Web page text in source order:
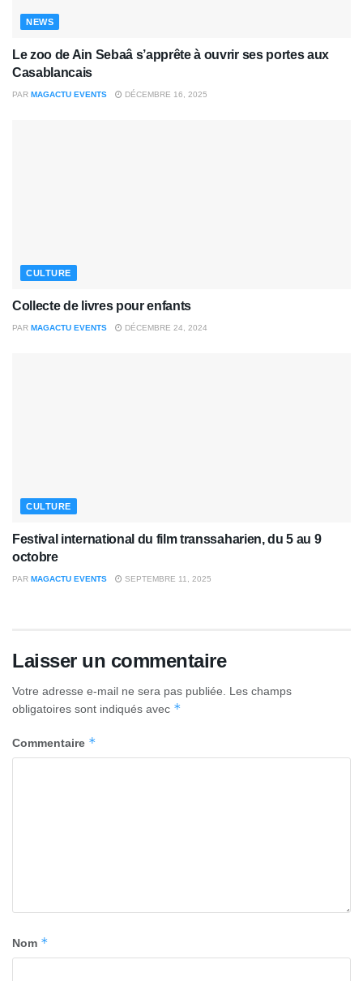
NEWS
Le zoo de Ain Sebaâ s’apprête à ouvrir ses portes aux
Casablancais
PAR MAGACTU EVENTS DÉCEMBRE 16, 2025
CULTURE
Collecte de livres pour enfants
PAR MAGACTU EVENTS DÉCEMBRE 24, 2024
CULTURE
Festival international du film transsaharien, du 5 au 9
octobre
PAR MAGACTU EVENTS SEPTEMBRE 11, 2025
Laisser un commentaire
Votre adresse e-mail ne sera pas publiée. Les champs
obligatoires sont indiqués avec *
Commentaire *
Nom *